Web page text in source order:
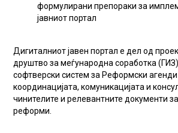
формулирани препораки за
јавниот портал
Дигиталниот јавен портал е дел од
друштво за меѓународна соработка (ГИЗ)
софтверски систем за Реформски агенди
координацијата, комуникацијата и
чинителите и релевантните документи
реформи.